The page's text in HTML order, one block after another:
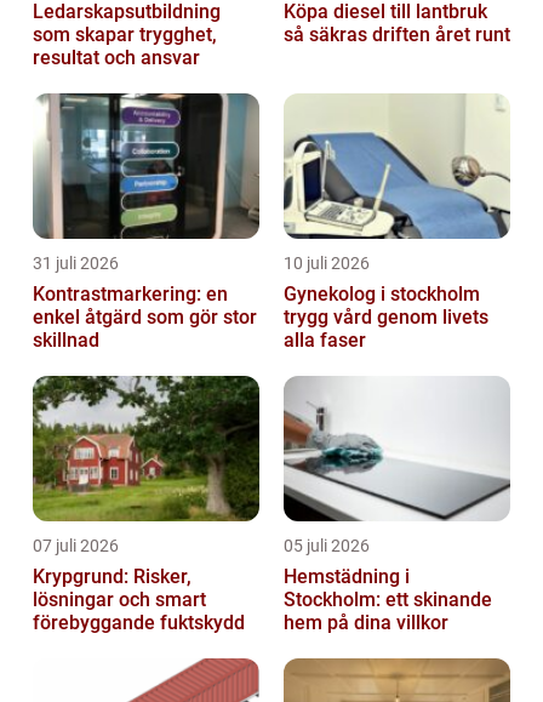
Ledarskapsutbildning
som skapar trygghet,
resultat och ansvar
Köpa diesel till lantbruk
så säkras driften året runt
31 juli 2026
Kontrastmarkering: en
enkel åtgärd som gör stor
skillnad
10 juli 2026
Gynekolog i stockholm
trygg vård genom livets
alla faser
07 juli 2026
Krypgrund: Risker,
lösningar och smart
förebyggande fuktskydd
05 juli 2026
Hemstädning i
Stockholm: ett skinande
hem på dina villkor